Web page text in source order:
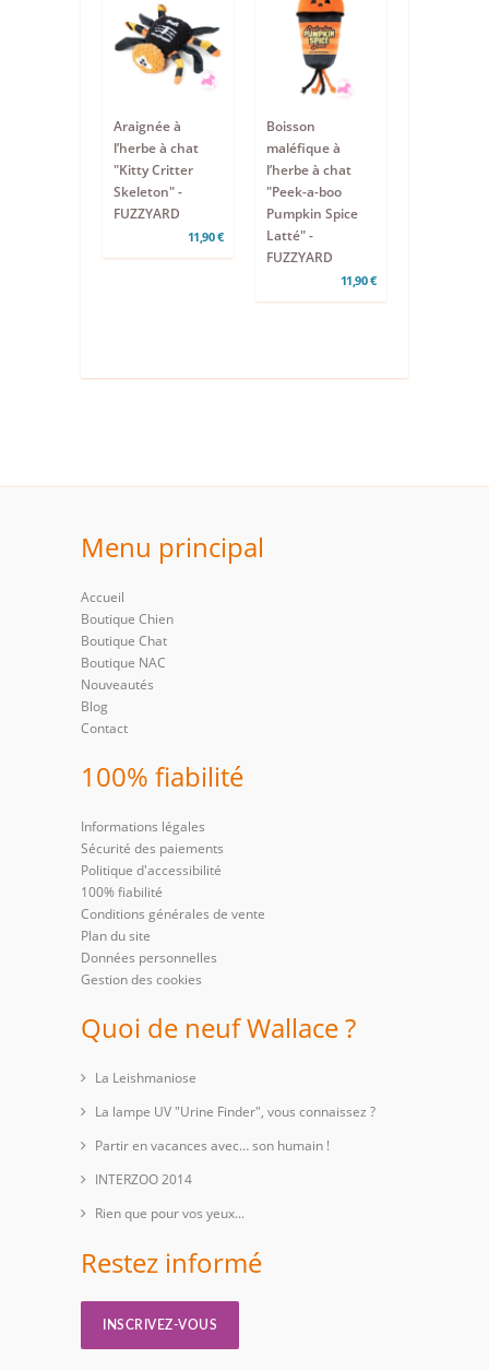
Araignée à
l’herbe à chat
"Kitty Critter
Skeleton" -
FUZZYARD
11,90 €
Boisson
maléfique à
l’herbe à chat
"Peek-a-boo
Pumpkin Spice
Latté" -
FUZZYARD
11,90 €
Menu principal
Accueil
Boutique Chien
Boutique Chat
Boutique NAC
Nouveautés
Blog
Contact
100% fiabilité
Informations légales
Sécurité des paiements
Politique d'accessibilité
100% fiabilité
Conditions générales de vente
Plan du site
Données personnelles
Gestion des cookies
Quoi de neuf Wallace ?
La Leishmaniose
La lampe UV "Urine Finder", vous connaissez ?
Partir en vacances avec… son humain !
INTERZOO 2014
Rien que pour vos yeux...
Restez informé
INSCRIVEZ-VOUS